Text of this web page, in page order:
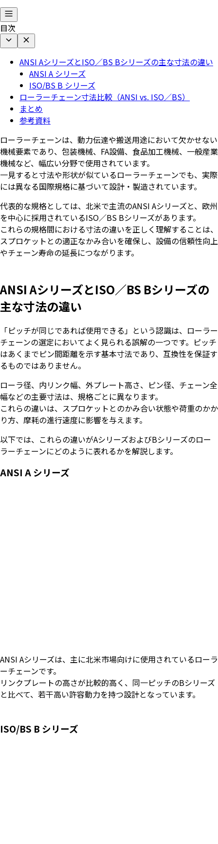
目次
ANSI AシリーズとISO／BS Bシリーズの主な寸法の違い
ANSI A シリーズ
ISO/BS B シリーズ
ローラーチェーン寸法比較（ANSI vs. ISO／BS）
まとめ
参考資料
ローラーチェーンは、動力伝達や搬送用途において欠かせない
機械要素であり、包装機械、FA設備、食品加工機械、一般産業
機械など、幅広い分野で使用されています。
一見すると寸法や形状が似ているローラーチェーンでも、実際
には異なる国際規格に基づいて設計・製造されています。
代表的な規格としては、北米で主流のANSI Aシリーズと、欧州
を中心に採用されているISO／BS Bシリーズがあります。
これらの規格間における寸法の違いを正しく理解することは、
スプロケットとの適正なかみ合いを確保し、設備の信頼性向上
やチェーン寿命の延長につながります。
ANSI AシリーズとISO／BS Bシリーズの
主な寸法の違い
「ピッチが同じであれば使用できる」という認識は、ローラー
チェーンの選定においてよく見られる誤解の一つです。ピッチ
はあくまでピン間距離を示す基本寸法であり、互換性を保証す
るものではありません。
ローラ径、内リンク幅、外プレート高さ、ピン径、チェーン全
幅などの主要寸法は、規格ごとに異なります。
これらの違いは、スプロケットとのかみ合い状態や荷重のかか
り方、摩耗の進行速度に影響を与えます。
以下では、これらの違いがAシリーズおよびBシリーズのロー
ラーチェーンにどのように表れるかを解説します。
ANSI Aシリーズ
ANSI Aシリーズは、主に北米市場向けに使用されているローラ
ーチェーンです。
リンクプレートの高さが比較的高く、同一ピッチのBシリーズ
と比べて、若干高い許容動力を持つ設計となっています。
ISO/BS B シリーズ